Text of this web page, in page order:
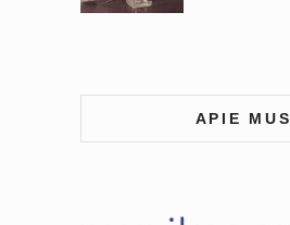
APIE MUS